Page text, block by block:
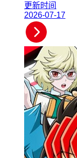
更新时间
2026-07-17